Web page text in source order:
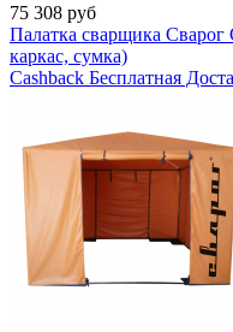
75 308 руб
Палатка сварщика Сварог
каркас, сумка)
Cashback Бесплатная